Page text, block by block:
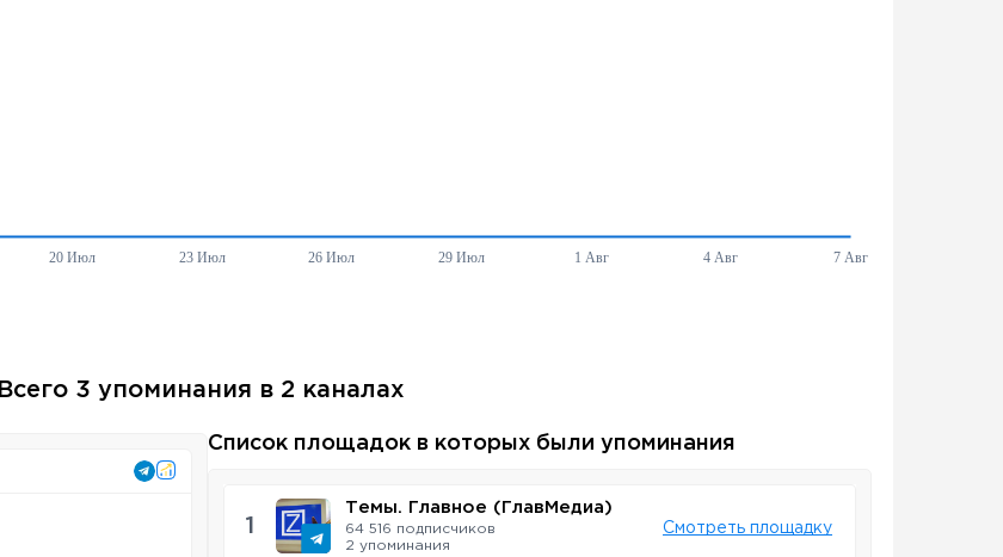
Всего 3 упоминания в 2 каналах
Список площадок в которых были упоминания
1
Темы. Главное (ГлавМедиа)
64 516 подписчиков
2 упоминания
Смотреть площадку